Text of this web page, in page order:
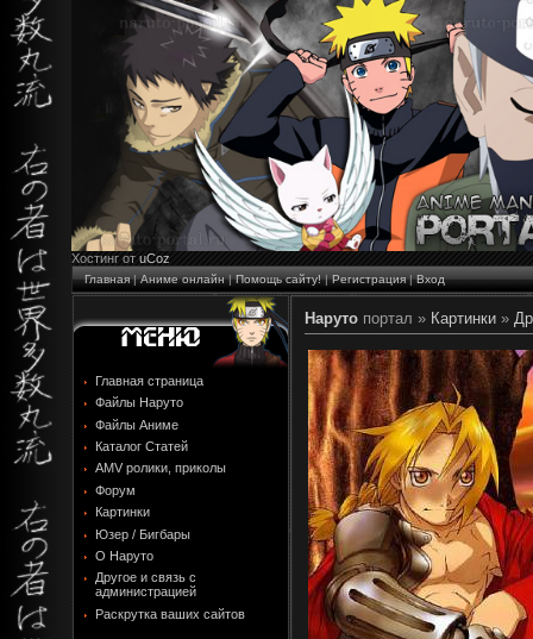
Хостинг от uCoz
Главная|Аниме онлайн|Помощь сайту!|Регистрация|Вход
Главная страница
Файлы Наруто
Файлы Аниме
Каталог Статей
AMV ролики, приколы
Форум
Картинки
Юзер / Бигбары
О Наруто
Другое и связь с
администрацией
Раскрутка ваших сайтов
Наруто портал » Картинки »